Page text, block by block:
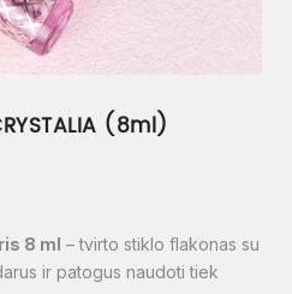
(8ml)
8 ml – tvirto stiklo flakonas su
ir patogus naudoti tiek